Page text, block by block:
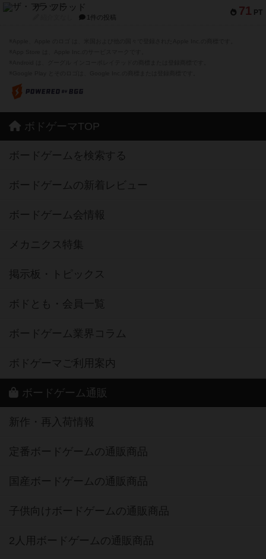
71 PT
ザ・フラッド
1件の投稿
ボドゲーマTOP
ボードゲームを検索する
ボードゲームの新着レビュー
ボードゲーム会情報
メカニクス特集
掲示板・トピックス
ボドとも・会員一覧
ボードゲーム業界コラム
ボドゲーマご利用案内
ボードゲーム通販
新作・再入荷情報
定番ボードゲームの通販商品
国産ボードゲームの通販商品
子供向けボードゲームの通販商品
2人用ボードゲームの通販商品